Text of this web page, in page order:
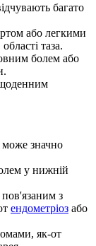
багато
або легкими
таза.
болем або
значно
у нижній
з
ендометріоз або
як-от